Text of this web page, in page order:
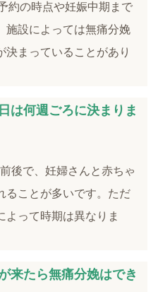
約の時点や妊娠中期まで
施設によっては無痛分娩
決まっていることがあり
は何週ごろに決まりま
後で、妊婦さんと赤ちゃ
ることが多いです。ただ
よって時期は異なりま
来たら無痛分娩はでき